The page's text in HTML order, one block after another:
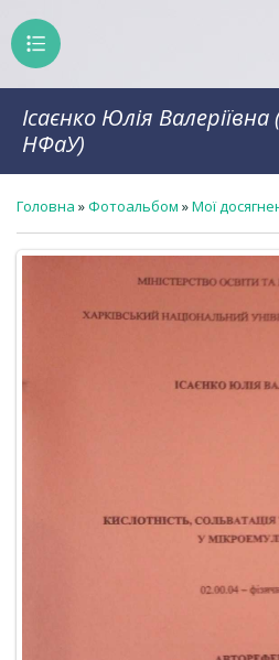
Ісаєнко Юлія
НФаУ)
Головна »Фотоальбом »Мої